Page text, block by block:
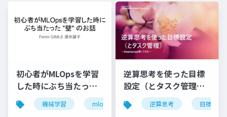
初心者がMLOpsを学習
した時にぶち当たった
"壁" のお話
機械学習 mlops
逆算思考を使った目標
設定（とタスク管理）
〜Dreamscope使って
みた〜
逆算思考 目標設定